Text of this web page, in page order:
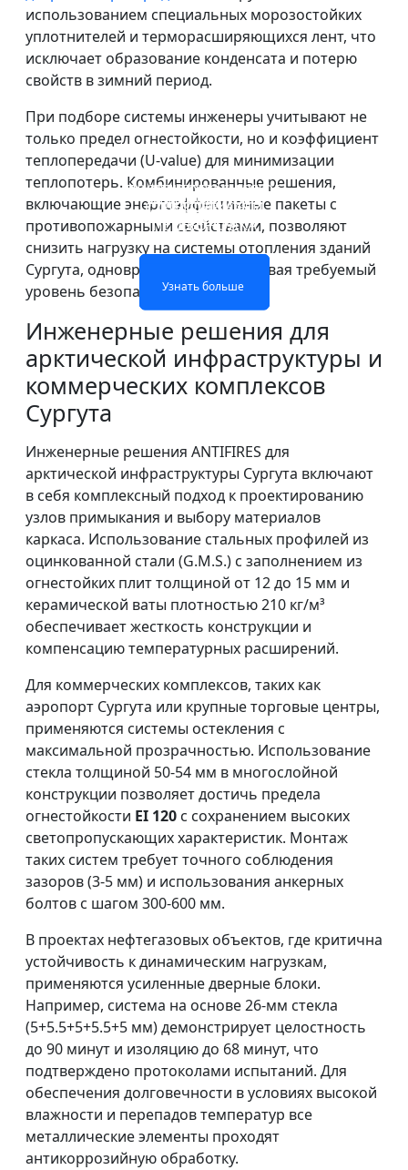
ОДНОСЛОЙНОЕ
ОГНЕОПАСНОЕ СТЕКЛО
Узнать больше
ДВУХСЛОЙНОЕ
ОГНЕЖЕСТКОЕ СТЕКЛО
Узнать больше
ПРОТИВОПОЖАРНОЕ
СТЕКЛО ОКОН И
ДВЕРЕЙ
Узнать больше
ОГНЕОПАСНАЯ
СТЕКЛЯННАЯ
ПЕРЕГОРОДКА
Узнать больше
использованием специальных морозостойких
уплотнителей и терморасширяющихся лент, что
исключает образование конденсата и потерю
свойств в зимний период.
При подборе системы инженеры учитывают не
только предел огнестойкости, но и коэффициент
теплопередачи (U-value) для минимизации
теплопотерь. Комбинированные решения,
включающие энергоэффективные пакеты с
противопожарными свойствами, позволяют
снизить нагрузку на системы отопления зданий
Сургута, одновременно обеспечивая требуемый
уровень безопасности.
Инженерные решения для
арктической инфраструктуры и
коммерческих комплексов
Сургута
Инженерные решения ANTIFIRES для
арктической инфраструктуры Сургута включают
в себя комплексный подход к проектированию
узлов примыкания и выбору материалов
каркаса. Использование стальных профилей из
оцинкованной стали (G.M.S.) с заполнением из
огнестойких плит толщиной от 12 до 15 мм и
керамической ваты плотностью 210 кг/м³
обеспечивает жесткость конструкции и
компенсацию температурных расширений.
Для коммерческих комплексов, таких как
аэропорт Сургута или крупные торговые центры,
применяются системы остекления с
максимальной прозрачностью. Использование
стекла толщиной 50-54 мм в многослойной
конструкции позволяет достичь предела
огнестойкости EI 120 с сохранением высоких
светопропускающих характеристик. Монтаж
таких систем требует точного соблюдения
зазоров (3-5 мм) и использования анкерных
болтов с шагом 300-600 мм.
В проектах нефтегазовых объектов, где критична
устойчивость к динамическим нагрузкам,
применяются усиленные дверные блоки.
Например, система на основе 26-мм стекла
(5+5.5+5+5.5+5 мм) демонстрирует целостность
до 90 минут и изоляцию до 68 минут, что
подтверждено протоколами испытаний. Для
обеспечения долговечности в условиях высокой
влажности и перепадов температур все
металлические элементы проходят
антикоррозийную обработку.